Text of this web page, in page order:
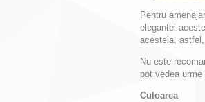
Pentru
elegantei
acesteia,
Nu este
pot vedea
Culoarea